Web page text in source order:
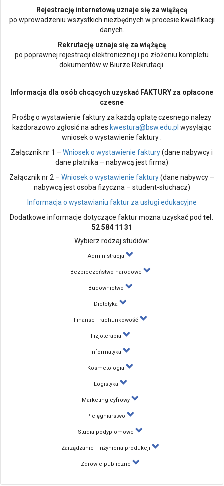
Rejestrację internetową uznaje się za wiążącą
po wprowadzeniu wszystkich niezbędnych w procesie kwalifikacji
danych.
Rekrutację uznaje się za wiążącą
po poprawnej rejestracji elektronicznej i po złożeniu kompletu
dokumentów w Biurze Rekrutacji.
Informacja dla osób chcących uzyskać FAKTURY za opłacone
czesne
Prośbę o wystawienie faktury za każdą opłatę czesnego należy
każdorazowo zgłosić na adres kwestura@bsw.edu.pl wysyłając
wniosek o wystawienie faktury .
Załącznik nr 1 – Wniosek o wystawienie faktury(dane nabywcy i
dane płatnika – nabywcą jest firma)
Załącznik nr 2 – Wniosek o wystawienie faktury(dane nabywcy –
nabywcą jest osoba fizyczna – student-słuchacz)
Informacja o wystawianiu faktur za usługi edukacyjne
Dodatkowe informacje dotyczące faktur można uzyskać pod tel.
52 584 11 31
Wybierz rodzaj studiów:
Administracja
Bezpieczeństwo narodowe
Budownictwo
Dietetyka
Finanse i rachunkowość
Fizjoterapia
Informatyka
Kosmetologia
Logistyka
Marketing cyfrowy
Pielęgniarstwo
Studia podyplomowe
Zarządzanie i inżynieria produkcji
Zdrowie publiczne